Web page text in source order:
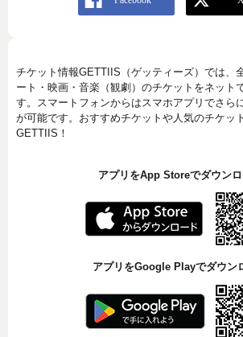
チケット情報GETTIIS（ゲッティーズ）では、
ート・映画・音楽（観劇）のチケットをネット
す。スマートフォンからはスマホアプリでさら
が可能です。おすすめチケットや人気のチケッ
GETTIIS！
アプリをApp Storeでダウン
アプリをGoogle Playでダウン